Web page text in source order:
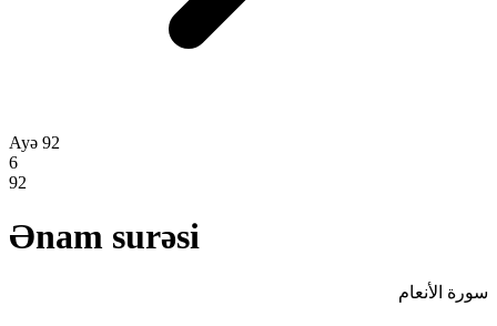
Ayə 92
6
92
Ənam surəsi
سورة الأنعام